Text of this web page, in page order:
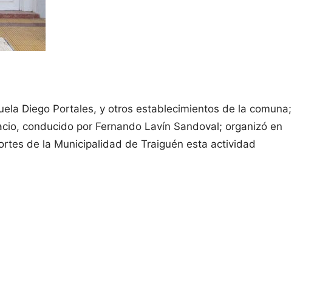
Diego Portales, y otros establecimientos de la comuna;
conducido por Fernando Lavín Sandoval; organizó en
de la Municipalidad de Traiguén esta actividad